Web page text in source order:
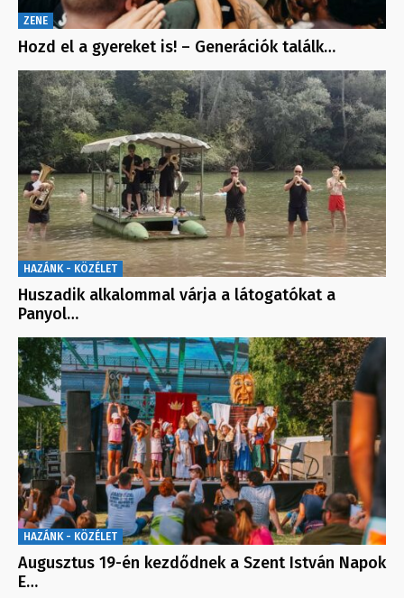
ZENE
Hozd el a gyereket is! – Generációk találk…
HAZÁNK - KÖZÉLET
Huszadik alkalommal várja a látogatókat a
Panyol…
HAZÁNK - KÖZÉLET
Augusztus 19-én kezdődnek a Szent István Napok
E…